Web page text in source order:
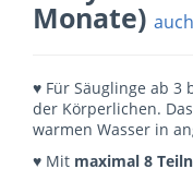
Monate)
♥ Für Säuglinge ab 3
der Körperlichen.
warmen Wasser in
♥ Mit maximal 8